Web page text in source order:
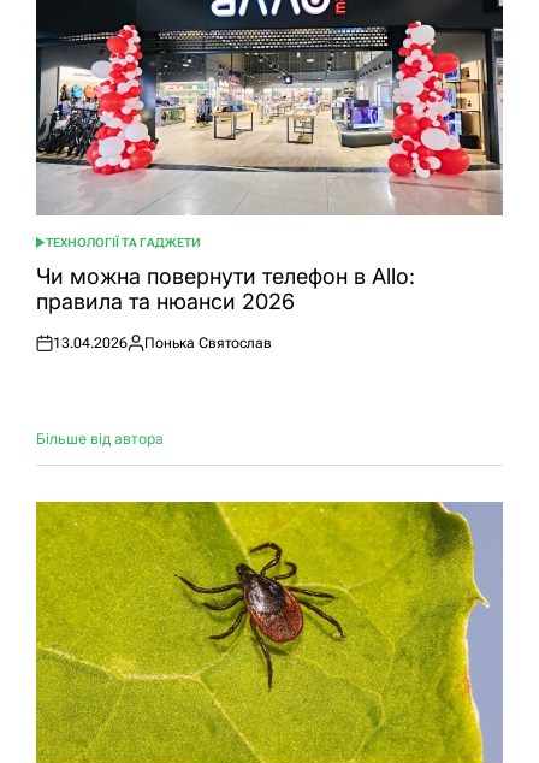
ОПУБЛІКУВАТИ
У
ТЕХНОЛОГІЇ ТА ГАДЖЕТИ
Чи можна повернути телефон в Allo:
правила та нюанси 2026
Оприлюднено
13.04.2026
Опубліковано
Понька Святослав
Більше від автора